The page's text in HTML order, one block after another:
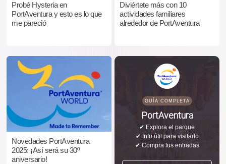
Probé Hysteria en
PortAventura y esto es lo que
me pareció
Diviértete más con 10
actividades familiares
alrededor de PortAventura
Novedades PortAventura
2025: ¡Así será su 30º
aniversario!
GUÍA COMPLETA
PortAventura
✔ Explora el parque
✔ Info útil para visitarlo
✔ Compra tus entradas